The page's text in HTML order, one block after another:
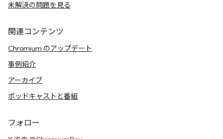
未解決の問題を見る
関連コンテンツ
Chromium のアップデート
事例紹介
アーカイブ
ポッドキャストと番組
フォロー